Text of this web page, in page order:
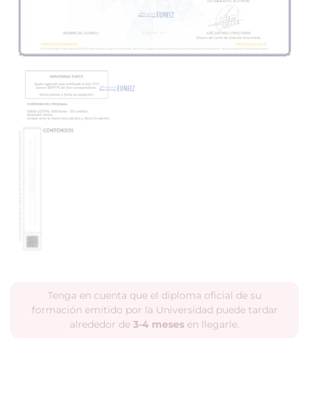
Tenga en cuenta que el diploma oficial de su
formación emitido por la Universidad puede tardar
alrededor de 3-4 meses en llegarle.